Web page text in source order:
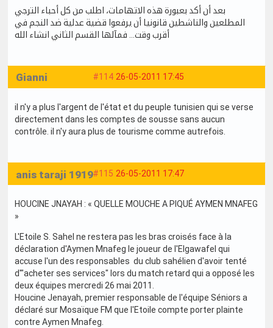
بعد أن أكد بعبورة هذه الاتهامات، اطلب من كل أحباء الترجي
المطلعين والناشطين قانونيا أن يرفعوا قضية عدلية ضد النجم في
أقرب وقت... فمآلها القسم الثاني انشاء الله
#114 26-05-2011 17:45
Gianni
il n'y a plus l'argent de l'état et du peuple tunisien qui se verse
directement dans les comptes de sousse sans aucun
contrôle. il n'y aura plus de tourisme comme autrefois.
#115 26-05-2011 17:47
anis taraji 1919
HOUCINE JNAYAH : « QUELLE MOUCHE A PIQUÉ AYMEN MNAFEG
»
L'Etoile S. Sahel ne restera pas les bras croisés face à la
déclaration d'Aymen Mnafeg le joueur de l'Elgawafel qui
accuse l'un des responsables du club sahélien d'avoir tenté
d'"acheter ses services" lors du match retard qui a opposé les
deux équipes mercredi 26 mai 2011.
Houcine Jenayah, premier responsable de l'équipe Séniors a
déclaré sur Mosaïque FM que l'Etoile compte porter plainte
contre Aymen Mnafeg.